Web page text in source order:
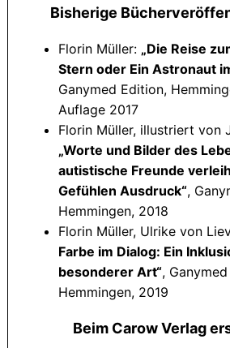
Bisherige
Florin Müller: „Die Reise
Stern oder Ein Astronaut
Ganymed Edition,
Auflage 2017
Florin Müller, illustriert von
„Worte und Bilder des
autistische Freunde
Gefühlen Ausdruck“,
Hemmingen, 2018
Florin Müller, Ulrike von
Farbe im Dialog: Ein
besonderer Art“,
Hemmingen, 2019
Beim Carow Verlag